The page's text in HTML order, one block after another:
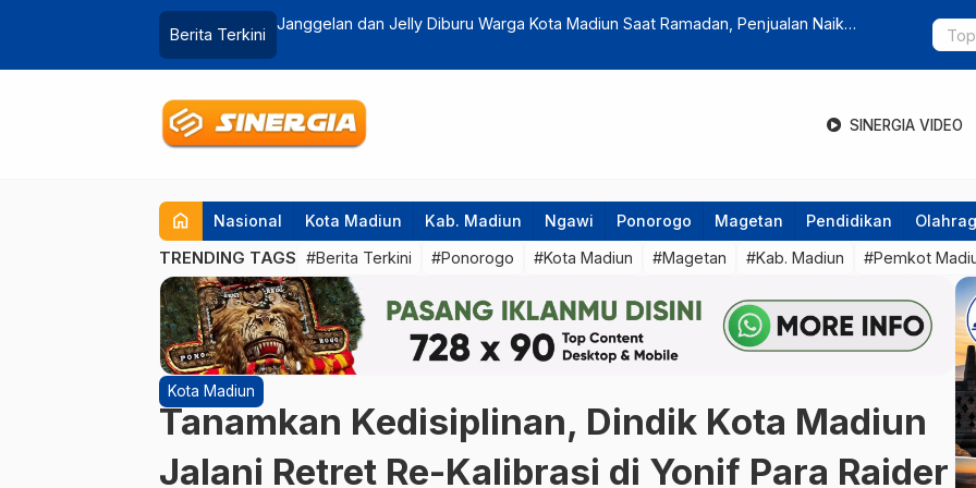
Berita Terkini
DPRD Ponorogo Dukung Penuh Program Sekolah Rakyat Presiden Prabowo
Pohon
Wilis
SINERGIA VIDEO
home Nasional Kota Madiun Kab. Madiun Ngawi Ponorogo Magetan Pendidikan
TRENDING TAGS #Berita Terkini #Ponorogo #Kota Madiun #Magetan #Kab. Madiun #Pemkot
Kota Madiun
Tanamkan Kedisiplinan, Dindik Kota Madiun
Jalani Retret Re-Kalibrasi di Yonif Para Raider